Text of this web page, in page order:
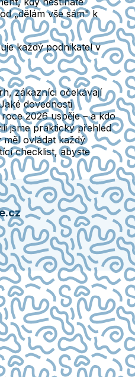
„dělám vše sám" k
každý podnikatel v
zákazníci očekávají
dovednosti
2026 uspěje – a kdo
jsme praktický přehled
ovládat každý
checklist, abyste